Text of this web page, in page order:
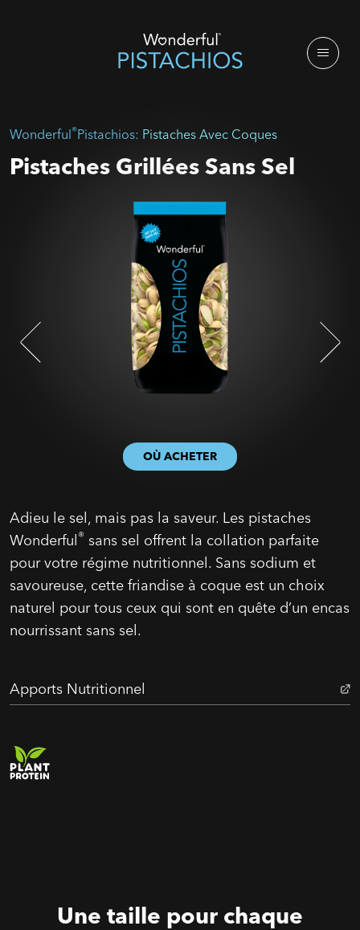
Pistaches Grillées Sans Sel
Wonderful®Pistachios: Pistaches Avec Coques
Adieu le sel, mais pas la saveur. Les pistaches
Wonderful® sans sel offrent la collation parfaite
pour votre régime nutritionnel. Sans sodium et
savoureuse, cette friandise à coque est un choix
naturel pour tous ceux qui sont en quête d’un encas
nourrissant sans sel.
OÙ ACHETER
Apports Nutritionnel
Une taille pour chaque